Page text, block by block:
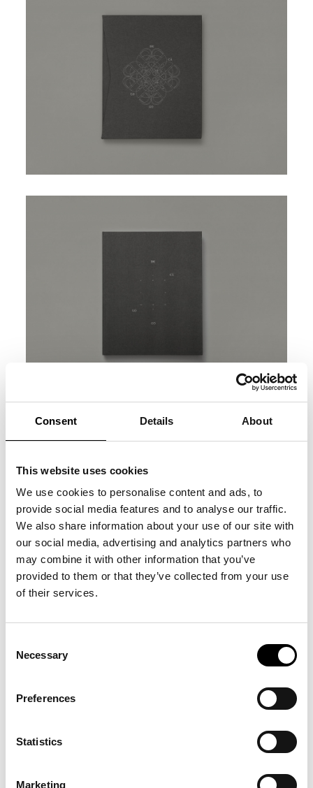
Consent Details About
This website uses cookies
We use cookies to personalise content and ads, to
provide social media features and to analyse our traffic.
We also share information about your use of our site with
our social media, advertising and analytics partners who
may combine it with other information that you’ve
provided to them or that they’ve collected from your use
of their services.
Selection
Necessary
Preferences
Statistics
Marketing